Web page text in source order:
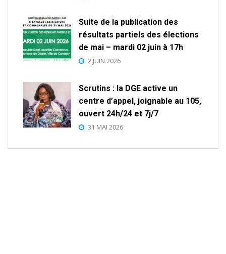
Suite de la publication des
résultats partiels des élections
de mai – mardi 02 juin à 17h
2 JUIN 2026
Scrutins : la DGE active un
centre d’appel, joignable au 105,
ouvert 24h/24 et 7j/7
31 MAI 2026